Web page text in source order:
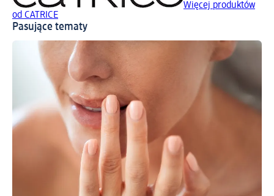
Więcej produktów
od CATRICE
Pasujące tematy